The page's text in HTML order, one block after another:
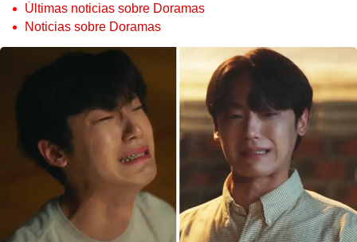
Últimas noticias sobre Doramas
Noticias sobre Doramas